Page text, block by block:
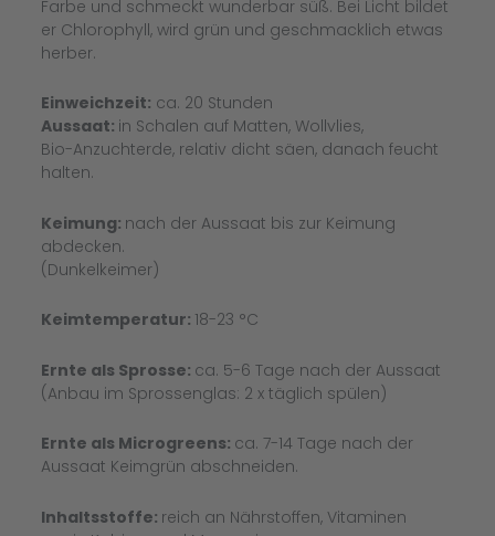
Farbe und schmeckt wunderbar süß. Bei Licht bildet
er Chlorophyll, wird grün und geschmacklich etwas
herber.
Einweichzeit: ca. 20 Stunden
Aussaat: in Schalen auf Matten, Wollvlies,
Bio-Anzuchterde, relativ dicht säen, danach feucht
halten.
Keimung: nach der Aussaat bis zur Keimung
abdecken.
(Dunkelkeimer)
Keimtemperatur: 18-23 °C
Ernte als Sprosse: ca. 5-6 Tage nach der Aussaat
(Anbau im Sprossenglas: 2 x täglich spülen)
Ernte als Microgreens: ca. 7-14 Tage nach der
Aussaat Keimgrün abschneiden.
Inhaltsstoffe: reich an Nährstoffen, Vitaminen